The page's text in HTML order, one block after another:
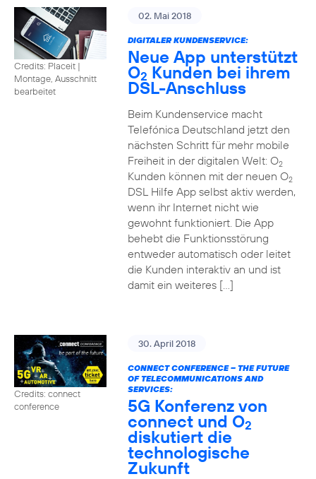
Credits: Placeit |
Montage, Ausschnitt
bearbeitet
02. Mai 2018
DIGITALER KUNDENSERVICE:
Neue App unterstützt
O2 Kunden bei ihrem
DSL-Anschluss
Beim Kundenservice macht
Telefónica Deutschland jetzt den
nächsten Schritt für mehr mobile
Freiheit in der digitalen Welt: O2
Kunden können mit der neuen O2
DSL Hilfe App selbst aktiv werden,
wenn ihr Internet nicht wie
gewohnt funktioniert. Die App
behebt die Funktionsstörung
entweder automatisch oder leitet
die Kunden interaktiv an und ist
damit ein weiteres […]
Credits: connect
conference
30. April 2018
CONNECT CONFERENCE – THE FUTURE
OF TELECOMMUNICATIONS AND
SERVICES:
5G Konferenz von
connect und O2
diskutiert die
technologische
Zukunft